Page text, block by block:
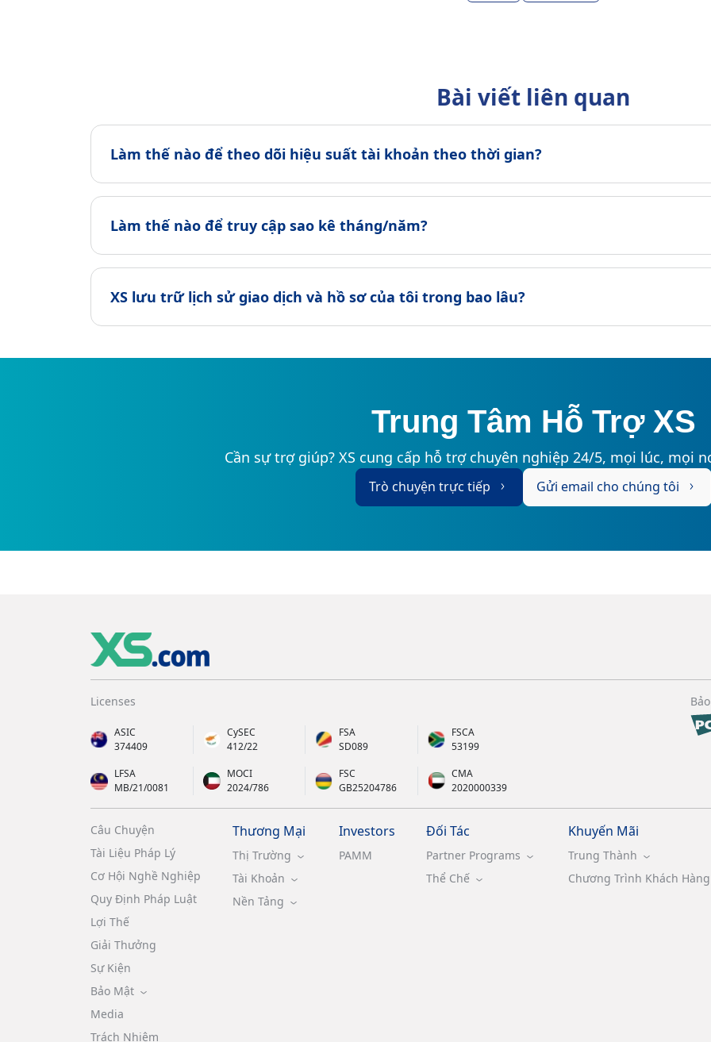
Bài viết liên quan
Làm thế nào để theo dõi hiệu suất tài khoản theo thời gian?
Làm thế nào để truy cập sao kê tháng/năm?
XS lưu trữ lịch sử giao dịch và hồ sơ của tôi trong bao lâu?
Trung Tâm Hỗ Trợ XS
Cần sự trợ giúp? XS cung cấp hỗ trợ chuyên nghiệp 24/5, mọi lúc, mọi
Trò chuyện trực tiếp Gửi email cho chúng tôi
Licenses
ASIC
374409
CySEC
412/22
FSA
SD089
FSCA
53199
LFSA
MB/21/0081
MOCI
2024/786
FSC
GB25204786
CMA
2020000339
Câu Chuyện
Tài Liệu Pháp Lý
Cơ Hội Nghề Nghiệp
Quy Định Pháp Luật
Lợi Thế
Giải Thưởng
Sự Kiện
Bảo Mật
Media
Trách Nhiệm
Thương Mại
Thị Trường
Tài Khoản
Nền Tảng
Investors
PAMM
Đối Tác
Partner Programs
Thể Chế
Khuyến Mãi
Trung Thành
Chương Trình Khách